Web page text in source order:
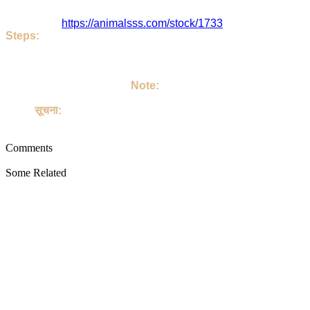
https://animalsss.com/stock/1733
Steps:
Note:
सूचना:
Comments
Some Related